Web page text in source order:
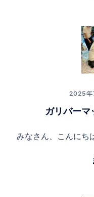
2025年
ガリバーマ
みなさん、こんにち